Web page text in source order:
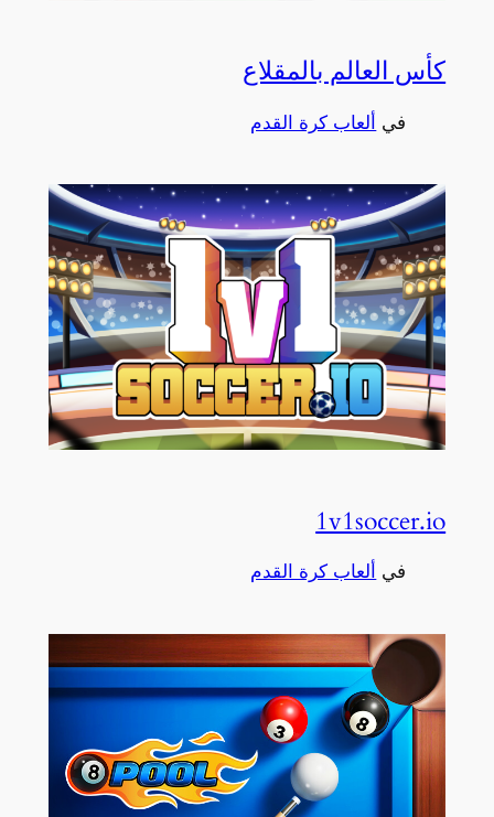
كأس العالم بالمقلاع
في ألعاب كرة القدم
1v1soccer.io
في ألعاب كرة القدم